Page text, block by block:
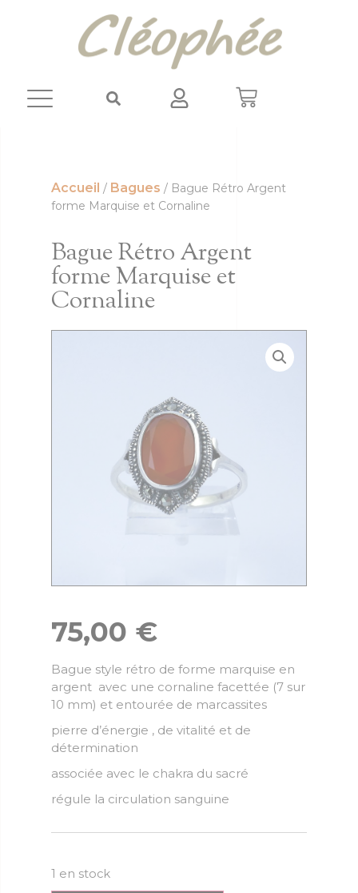
Accueil / Bagues / Bague Rétro Argent
forme Marquise et Cornaline
Bague Rétro Argent
forme Marquise et
Cornaline
75,00 €
Bague style rétro de forme marquise en
argent avec une cornaline facettée (7 sur
10 mm) et entourée de marcassites
pierre d’énergie , de vitalité et de
détermination
associée avec le chakra du sacré
régule la circulation sanguine
1 en stock